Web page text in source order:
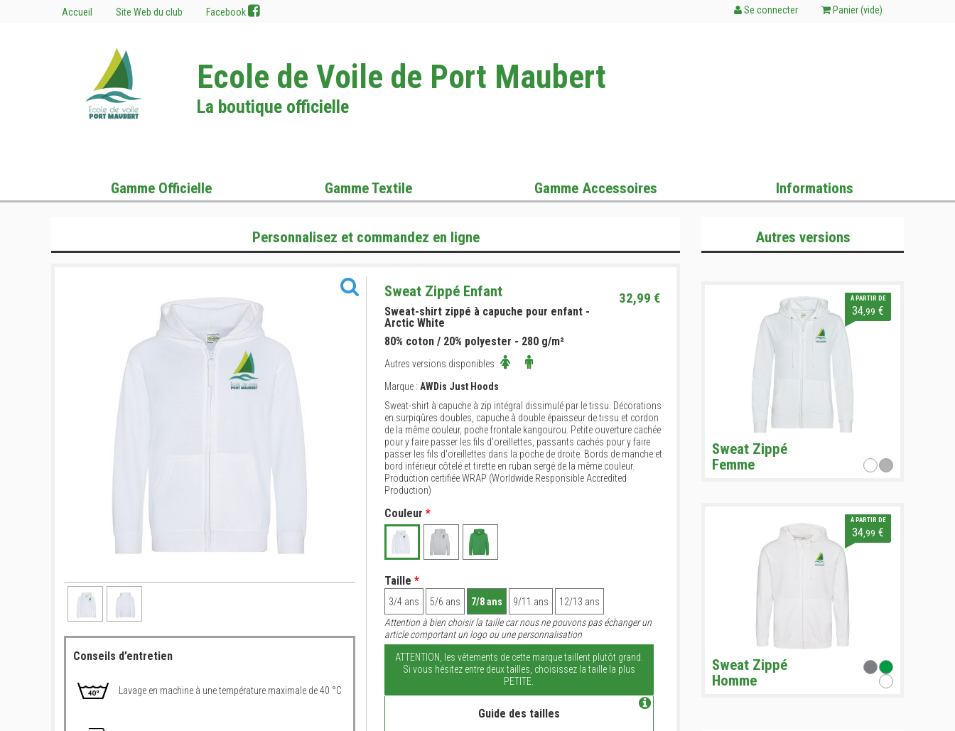
Accueil Site Web du club Facebook Se connecter Panier (vide)
Ecole de Voile de Port Maubert
La boutique officielle
Gamme Officielle Gamme Textile Gamme Accessoires Informations
Personnalisez et commandez en ligne
Conseils d’entretien
Lavage en machine à une température maximale de 40 °C
Sweat Zippé Enfant 32,99 €
Sweat-shirt zippé à capuche pour enfant -
Arctic White
80% coton / 20% polyester - 280 g/m²
Autres versions disponibles
Marque : AWDis Just Hoods
Sweat-shirt à capuche à zip intégral dissimulé par le tissu. Décorations
en surpiqûres doubles, capuche à double épaisseur de tissu et cordon
de la même couleur, poche frontale kangourou. Petite ouverture cachée
pour y faire passer les fils d'oreillettes, passants cachés pour y faire
passer les fils d'oreillettes dans la poche de droite. Bords de manche et
bord inférieur côtelé et tirette en ruban sergé de la même couleur.
Production certifiée WRAP (Worldwide Responsible Accredited
Production)
Couleur *
Taille *
3/4 ans 5/6 ans 7/8 ans 9/11 ans
12/13 ans
Attention à bien choisir la taille car nous ne pouvons pas échanger un
article comportant un logo ou une personnalisation
ATTENTION, les vêtements de cette marque taillent plutôt grand.
Si vous hésitez entre deux tailles, choisissez la taille la plus
PETITE.
Guide des tailles
Autres versions
À PARTIR DE
34 ,99 €
Sweat Zippé
Femme
À PARTIR DE
34 ,99 €
Sweat Zippé
Homme